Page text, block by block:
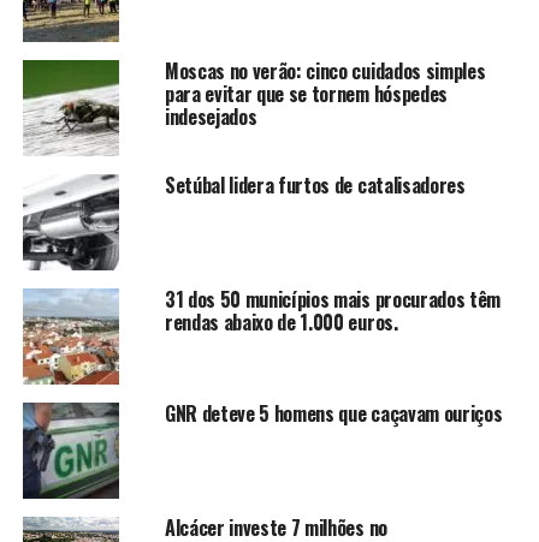
Moscas no verão: cinco cuidados simples
para evitar que se tornem hóspedes
indesejados
Setúbal lidera furtos de catalisadores
31 dos 50 municípios mais procurados têm
rendas abaixo de 1.000 euros.
GNR deteve 5 homens que caçavam ouriços
Alcácer investe 7 milhões no